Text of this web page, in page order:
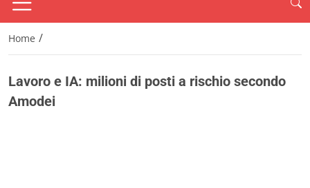
Home /
Lavoro e IA: milioni di posti a rischio secondo
Amodei